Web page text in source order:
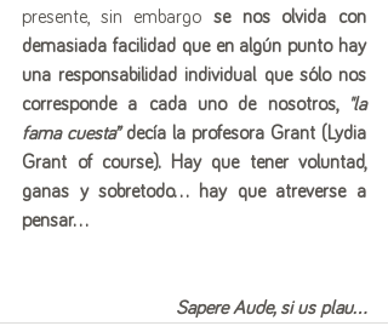
presente, sin embargo se nos olvida con
demasiada facilidad que en algún punto hay
una responsabilidad individual que sólo nos
corresponde a cada uno de nosotros,
"la
fama cuesta” decía la profesora Grant (Lydia
Grant of course). Hay que tener voluntad,
ganas y sobretodo… hay que atreverse a
pensar…
Sapere Aude, si us plau...